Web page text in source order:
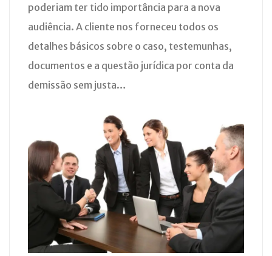
poderiam ter tido importância para a nova
audiência. A cliente nos forneceu todos os
detalhes básicos sobre o caso, testemunhas,
documentos e a questão jurídica por conta da
demissão sem justa…